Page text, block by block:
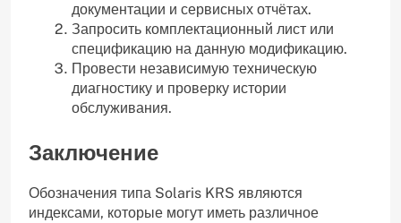
документации и сервисных отчётах.
Запросить комплектационный лист или
спецификацию на данную модификацию.
Провести независимую техническую
диагностику и проверку истории
обслуживания.
Заключение
Обозначения типа Solaris KRS являются
индексами, которые могут иметь различное